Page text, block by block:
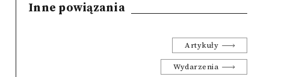
Inne powiązania
Artykuły
Wydarzenia